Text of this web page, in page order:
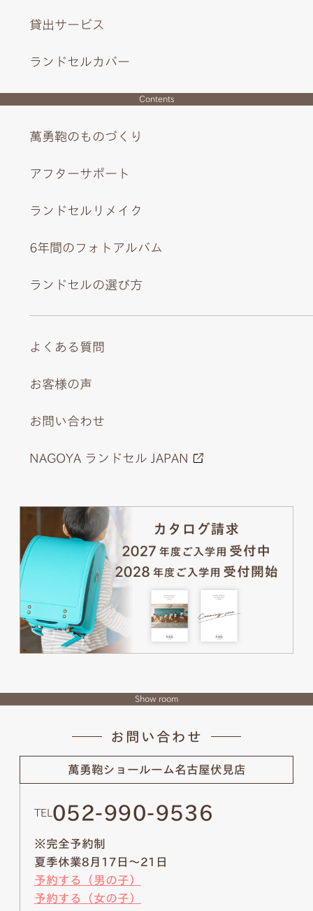
つシンプルに。
貸出サービス
ランドセルカバー
Contents
萬勇鞄のものづくり
アフターサポート
ランドセルリメイク
6年間のフォトアルバム
ランドセルの選び方
よくある質問
お客様の声
お問い合わせ
NAGOYA ランドセル JAPAN
Show room
お問い合わせ
萬勇鞄ショールーム名古屋伏見店
TEL 052-990-9536
※完全予約制
夏季休業8月17日～21日
予約する（男の子）
予約する（女の子）